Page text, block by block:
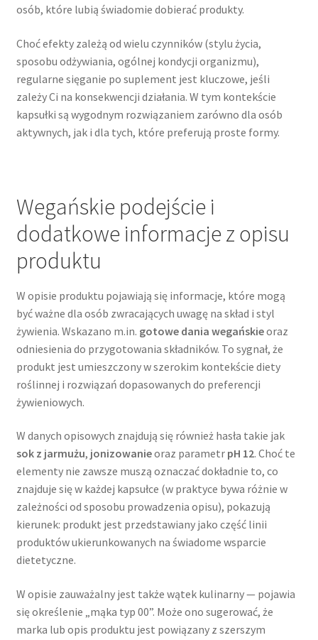
osób, które lubią świadomie dobierać produkty.
Choć efekty zależą od wielu czynników (stylu życia,
sposobu odżywiania, ogólnej kondycji organizmu),
regularne sięganie po suplement jest kluczowe, jeśli
zależy Ci na konsekwencji działania. W tym kontekście
kapsułki są wygodnym rozwiązaniem zarówno dla osób
aktywnych, jak i dla tych, które preferują proste formy.
Wegańskie podejście i
dodatkowe informacje z opisu
produktu
W opisie produktu pojawiają się informacje, które mogą
być ważne dla osób zwracających uwagę na skład i styl
żywienia. Wskazano m.in. gotowe dania wegańskieoraz
odniesienia do przygotowania składników. To sygnał, że
produkt jest umieszczony w szerokim kontekście diety
roślinnej i rozwiązań dopasowanych do preferencji
żywieniowych.
W danych opisowych znajdują się również hasła takie jak
sok z jarmużu, jonizowanieoraz parametr pH 12. Choć te
elementy nie zawsze muszą oznaczać dokładnie to, co
znajduje się w każdej kapsułce (w praktyce bywa różnie w
zależności od sposobu prowadzenia opisu), pokazują
kierunek: produkt jest przedstawiany jako część linii
produktów ukierunkowanych na świadome wsparcie
dietetyczne.
W opisie zauważalny jest także wątek kulinarny — pojawia
się określenie „mąka typ 00”. Może ono sugerować, że
marka lub opis produktu jest powiązany z szerszym